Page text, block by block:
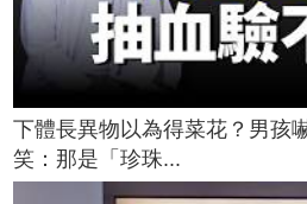
下體長異物以為得菜花？男孩
笑：那是「珍珠...